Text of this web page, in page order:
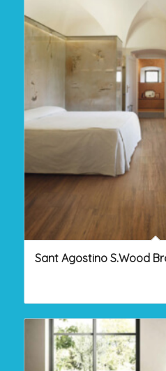
Sant Agostino S.Wood